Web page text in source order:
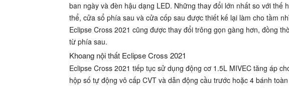
ban ngày và đèn hậu dạng LED. Những thay đổi lớn nhất so với thế
thể, cửa sổ phía sau và cửa cốp sau được thiết kế lại làm cho tầm
Eclipse Cross 2021 cũng được thay đổi trông gọn gàng hơn, đồng
từ phía sau.
Khoang nội thất Eclipse Cross 2021
Eclipse Cross 2021 tiếp tục sử dụng động cơ 1.5L MIVEC tăng áp
hộp số tự động vô cấp CVT và dẫn động cầu trước hoặc 4 bánh